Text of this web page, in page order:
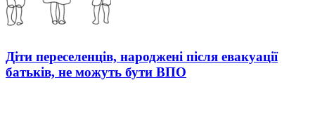
Діти переселенців, народжені після евакуації
батьків, не можуть бути ВПО